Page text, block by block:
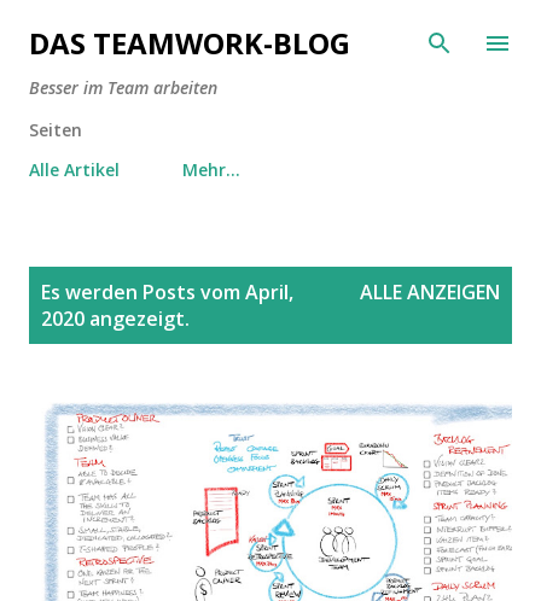
Direkt zum Hauptbereich
DAS TEAMWORK-BLOG
Besser im Team arbeiten
Seiten
Alle Artikel
Mehr…
Es werden Posts vom April,
2020 angezeigt.
ALLE ANZEIGEN